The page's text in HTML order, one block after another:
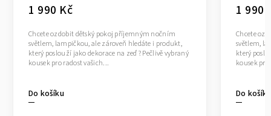
1 990 Kč
Do košíku
Chcete ozdobit dětský pokoj příjemným nočním
světlem, lampičkou, ale zároveň hledáte i produkt,
který poslouží jako dekorace na zeď ? Pečlivě vybraný
kousek pro radost vašich...
1 990
Do košíku
Chcete
světlem,
který
kousek